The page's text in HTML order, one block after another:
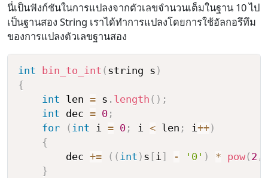
นี่เป็นฟังก์ชันในการแปลงจากตัวเลขจำนวนเต็มในฐาน 10 ไป
เป็นฐานสอง String เราได้ทำการแปลงโดยการใช้อัลกอรึทึม
ของการแปลงตัวเลขฐานสอง
int bin_to_int ( string s )
{
int len = s . length ( ) ;
int dec = 0;
for
( int i = 0; i < len ; i++)
{
        dec
+= ( ( int ) s i - '0' ) * pow( 2 ,
}